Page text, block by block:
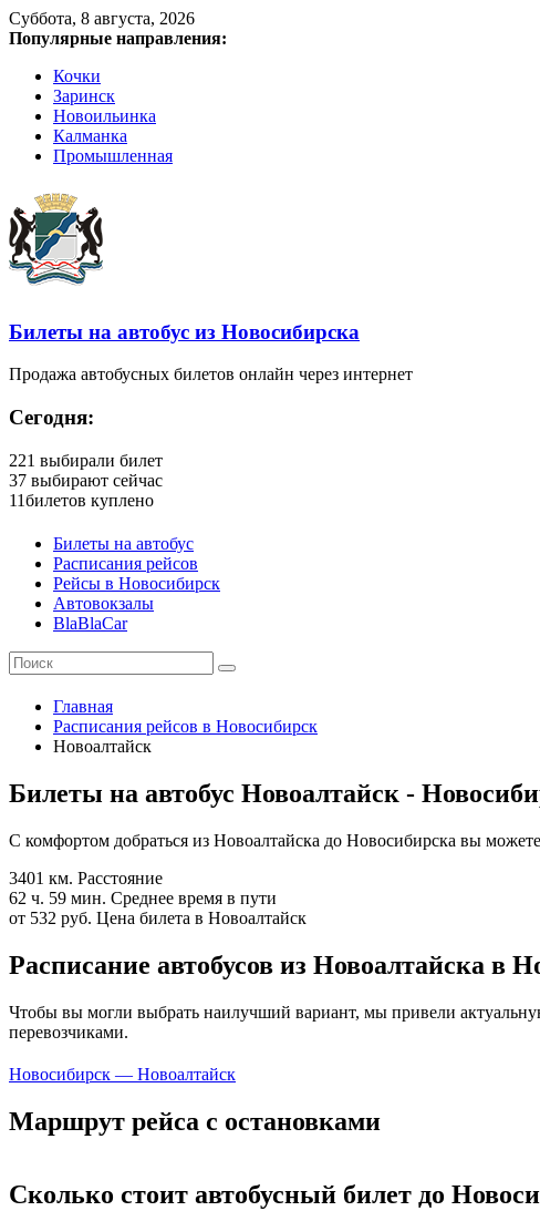
Суббота, 8 августа, 2026
Популярные направления:
Кочки
Заринск
Новоильинка
Калманка
Промышленная
Билеты на автобус из Новосибирска
Продажа автобусных билетов онлайн через интернет
Сегодня:
221 выбирали билет
37 выбирают сейчас
11билетов куплено
Билеты на автобус
Расписания рейсов
Рейсы в Новосибирск
Автовокзалы
BlaBlaCar
Главная
Расписания рейсов в Новосибирск
Новоалтайск
Билеты на автобус Новоалтайск -
С комфортом добраться из Новоалтайска до Новосибирска вы
3401 км. Расстояние
62 ч. 59 мин. Среднее время в пути
от 532 руб. Цена билета в Новоалтайск
Расписание автобусов из Новоалтайска в
Чтобы вы могли выбрать наилучший вариант, мы привели
перевозчиками.
Новосибирск — Новоалтайск
Маршрут рейса с остановками
Сколько стоит автобусный билет до